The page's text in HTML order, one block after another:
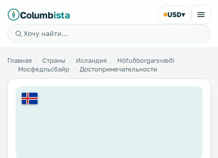
Columbista USD▾
Главная Страны Исландия
Höfuðborgarsvæði
Мосфедльсбайр
Достопримечательности